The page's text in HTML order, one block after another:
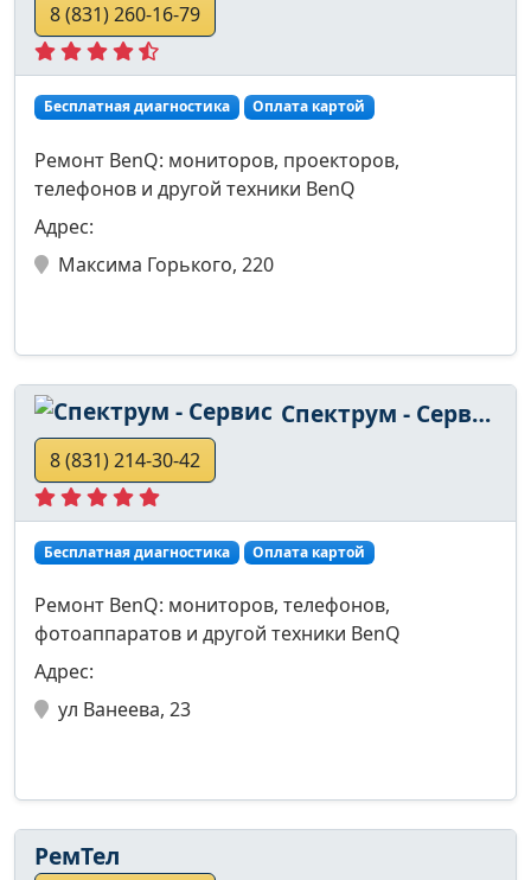
8 (831) 260-16-79
Бесплатная диагностика Оплата картой
Ремонт BenQ: мониторов, проекторов,
телефонов и другой техники BenQ
Адрес:
Максима Горького, 220
Спектрум - Сервис
8 (831) 214-30-42
Бесплатная диагностика Оплата картой
Ремонт BenQ: мониторов, телефонов,
фотоаппаратов и другой техники BenQ
Адрес:
ул Ванеева, 23
РемТел